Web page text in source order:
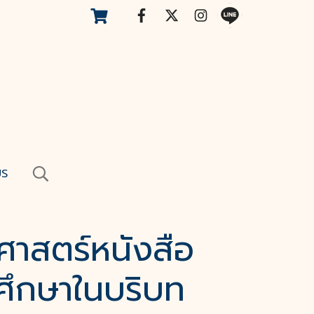
าสตร์หนังสือ
ษาในบริบท